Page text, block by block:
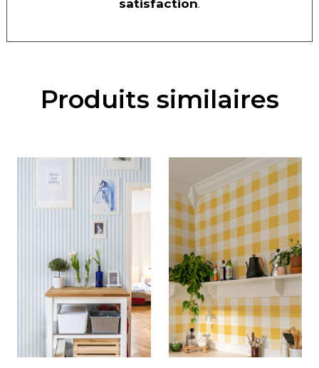
satisfaction.
Produits similaires